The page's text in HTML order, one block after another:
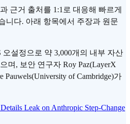
근거 출처를 1:1로 대응해 빠르게
니다. 아래 항목에서 주장과 원문
오설정으로 약 3,000개의 내부 자산
며, 보안 연구자 Roy Paz(LayerX
Pauwels(University of Cambridge)가
Leak on Anthropic Step-Change